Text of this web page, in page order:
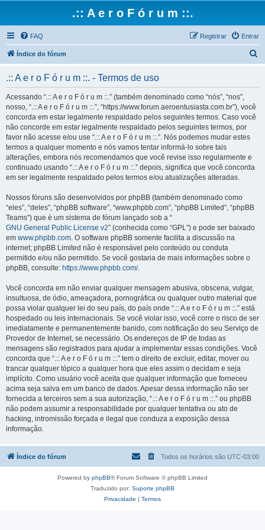
.:: A e r o F ó r u m ::.
FAQ Entrar
Registrar
Índice do fórum
.:: A e r o F ó r u m ::. - Termos de uso
Acessando “.:: A e r o F ó r u m ::.” (também denominado como “nós”, “nos”,
nosso, “.:: A e r o F ó r u m ::.”, “https://www.forum.aeroentusiasta.com.br”), você
concorda em estar legalmente respaldado pelos seguintes termos. Caso você
não concorde em estar legalmente respaldado pelos seguintes termos, por
favor não acesse e/ou use “.:: A e r o F ó r u m ::.”. Nós podemos mudar estes
termos a qualquer momento e nós vamos tentar informá-lo sobre tais
alterações, embora nós recomendamos que você revise isso regularmente e
continuado usando “.:: A e r o F ó r u m ::.” depois, significa que você concorda
em ser legalmente respaldado pelos termos e/ou atualizações alteradas.
Nossos fóruns são desenvolvidos por phpBB (também denominado como
“eles”, “deles”, “phpBB software”, “www.phpbb.com”, “phpBB Limited”, “phpBB
Teams”) que é um sistema de fórum lançado sob a “
GNU General Public License v2” (conhecida como “GPL”) e pode ser baixado
em www.phpbb.com. O software phpBB somente facilita a discussão na
internet; phpBB Limited não é responsável pelo conteúdo ou conduta
permitido e/ou não permitido. Se você gostaria de mais informações sobre o
phpBB, consulte: https://www.phpbb.com/.
Você concorda em não enviar qualquer mensagem abusiva, obscena, vulgar,
insultuosa, de ódio, ameaçadora, pornográfica ou qualquer outro material que
possa violar qualquer lei do seu país, do país onde “.:: A e r o F ó r u m ::.” está
hospedado ou leis internacionais. Se você violar isso, você corre o risco de ser
imediatamente e permanentemente banido, com notificação do seu Serviço de
Provedor de Internet, se necessário. Os endereços de IP de todas as
mensagens são registrados para ajudar a implementar essas condições. Você
concorda que “.:: A e r o F ó r u m ::.” tem o direito de excluir, editar, mover ou
trancar qualquer tópico a qualquer hora que eles assim o decidam e seja
implícito. Como usuário você aceita que qualquer informação que forneceu
acima seja salva em um banco de dados. Apesar dessa informação não ser
fornecida a terceiros sem a sua autorização, “.:: A e r o F ó r u m ::.” ou phpBB
não podem assumir a responsabilidade por qualquer tentativa ou ato de
hacking, intromissão forçada e ilegal que conduza a exposição dessa
informação.
Índice do fórum Todos os horários são UTC-03:00
Powered by phpBB® Forum Software © phpBB Limited
Traduzido por: Suporte phpBB
Privacidade | Termos